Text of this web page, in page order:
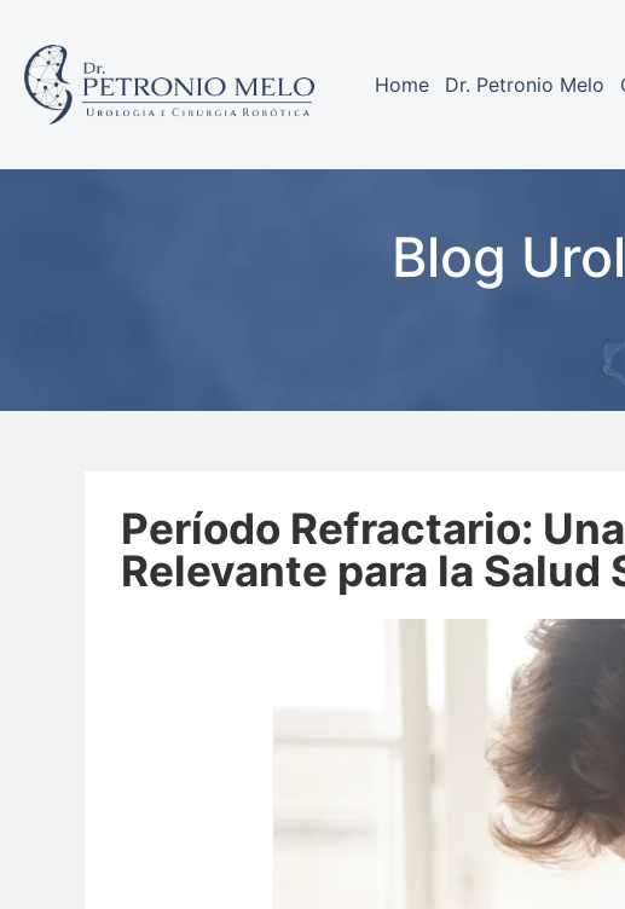
Home Dr. Petronio Melo
Blog
Período Refractario:
Relevante para la Salud